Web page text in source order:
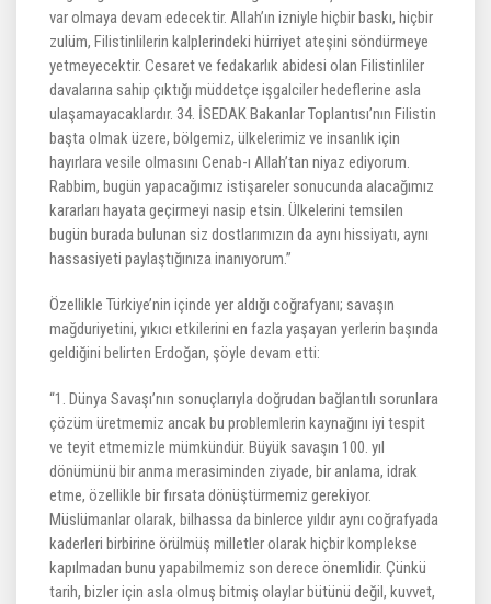
var olmaya devam edecektir. Allah’ın izniyle hiçbir baskı, hiçbir
zulüm, Filistinlilerin kalplerindeki hürriyet ateşini söndürmeye
yetmeyecektir. Cesaret ve fedakarlık abidesi olan Filistinliler
davalarına sahip çıktığı müddetçe işgalciler hedeflerine asla
ulaşamayacaklardır. 34. İSEDAK Bakanlar Toplantısı’nın Filistin
başta olmak üzere, bölgemiz, ülkelerimiz ve insanlık için
hayırlara vesile olmasını Cenab-ı Allah’tan niyaz ediyorum.
Rabbim, bugün yapacağımız istişareler sonucunda alacağımız
kararları hayata geçirmeyi nasip etsin. Ülkelerini temsilen
bugün burada bulunan siz dostlarımızın da aynı hissiyatı, aynı
hassasiyeti paylaştığınıza inanıyorum.”
Özellikle Türkiye’nin içinde yer aldığı coğrafyanı; savaşın
mağduriyetini, yıkıcı etkilerini en fazla yaşayan yerlerin başında
geldiğini belirten Erdoğan, şöyle devam etti:
“1. Dünya Savaşı’nın sonuçlarıyla doğrudan bağlantılı sorunlara
çözüm üretmemiz ancak bu problemlerin kaynağını iyi tespit
ve teyit etmemizle mümkündür. Büyük savaşın 100. yıl
dönümünü bir anma merasiminden ziyade, bir anlama, idrak
etme, özellikle bir fırsata dönüştürmemiz gerekiyor.
Müslümanlar olarak, bilhassa da binlerce yıldır aynı coğrafyada
kaderleri birbirine örülmüş milletler olarak hiçbir komplekse
kapılmadan bunu yapabilmemiz son derece önemlidir. Çünkü
tarih, bizler için asla olmuş bitmiş olaylar bütünü değil, kuvvet,